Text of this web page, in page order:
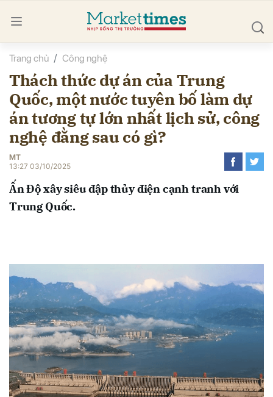
Trang chủ Công nghệ
Thách thức dự án của Trung
Quốc, một nước tuyên bố làm dự
án tương tự lớn nhất lịch sử, công
nghệ đằng sau có gì?
MT
13:27 03/10/2025
Ấn Độ xây siêu đập thủy điện cạnh tranh với
Trung Quốc.
luận